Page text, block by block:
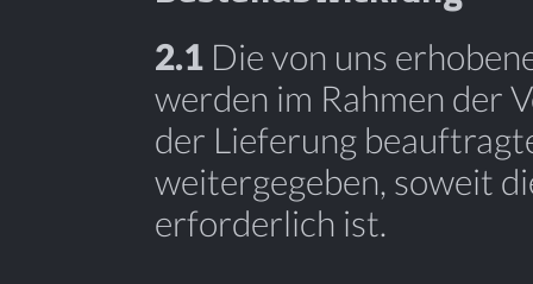
2.1 Die von uns
werden im Rahmen der
der Lieferung
weitergegeben, soweit
erforderlich ist.